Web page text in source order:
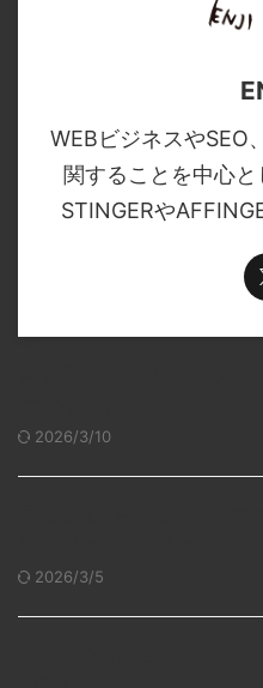
WEBビジネスやSEO
関することを中心と
STINGERや
2026/3/10
2026/3/5